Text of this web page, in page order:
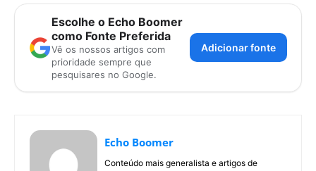
Escolhe o Echo Boomer
como Fonte Preferida
Vê os nossos artigos com
prioridade sempre que
pesquisares no Google.
Adicionar fonte
Echo Boomer
Conteúdo mais generalista e artigos de